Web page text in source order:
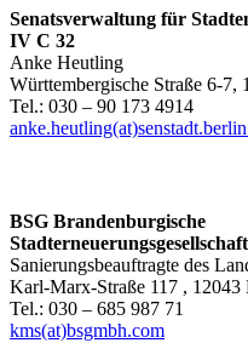
Senatsverwaltung für
IV C 32
Anke Heutling
Württembergische Straße 6-7,
Tel.: 030 – 90 173 4914
BSG Brandenburgische
Sanierungsbeauftragte des
Karl-Marx-Straße 117 , 12043
Tel.: 030 – 685 987 71
kms(at)bsgmbh.com